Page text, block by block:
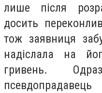
лише після
досить
тож заявниця
надіслала на
гривень.